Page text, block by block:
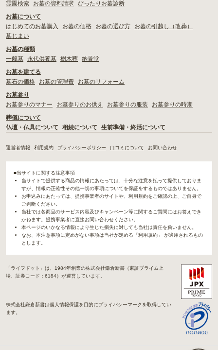
霊園検索
お墓の資料請求 ぴったりお墓診断
お墓について
はじめてのお墓購入
お墓の価格 お墓の選び方
お墓の引越し（改葬）
墓じまい
お墓の種類
一般墓
永代供養墓 樹木葬 納骨堂
お墓を建てる
墓石の価格
お墓の管理費
お墓のリフォーム
お墓参り
お墓参りのマナー
お墓参りのお供え お墓参りの服装
お墓参りの時期
葬儀について
仏壇・仏具について
相続について 生前準備・終活について
運営者情報 利用規約 プライバシーポリシー 口コミについて お問い合わせ
■当サイトに関する注意事項
当サイトで提供する商品の情報にあたっては、十分な注意を払って提供しておりま
すが、情報の正確性その他一切の事項についてを保証をするものではありません。
お申込みにあたっては、提携事業者のサイトや、利用規約をご確認の上、ご自身で
ご判断ください。
当社では各商品のサービス内容及びキャンペーン等に関するご質問にはお答えでき
かねます。提携事業者に直接お問い合わせください。
本ページのいかなる情報により生じた損失に対しても当社は責任を負いません。
なお、本注意事項に定めがない事項は当社が定める「利用規約」 が適用されるもの
とします。
「ライフドット」は、1984年創業の株式会社鎌倉新書（東証プライム上
場、証券コード：6184）が運営しています。
株式会社鎌倉新書は個人情報保護を目的にプライバシーマークを取得してい
ます。